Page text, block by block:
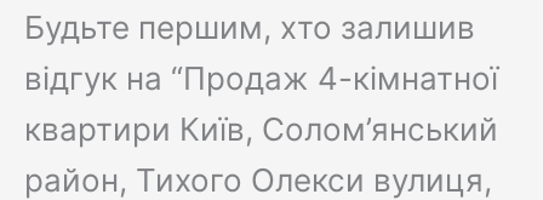
Будьте першим, хто залишив
відгук на “Продаж 4-кімнатної
квартири Київ, Солом’янський
район, Тихого Олекси вулиця,